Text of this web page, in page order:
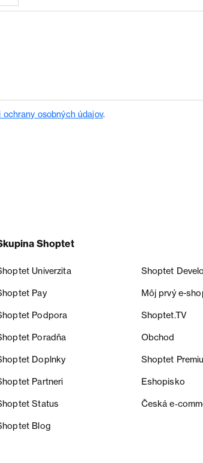
ochrany osobných údajov.
Shoptet
Univerzita Shoptet
Pay Môj prvý e-
Podpora Shoptet.TV
Poradňa Obchod
Doplnky Shoptet
Partneri Eshopisko
Status Česká
Blog